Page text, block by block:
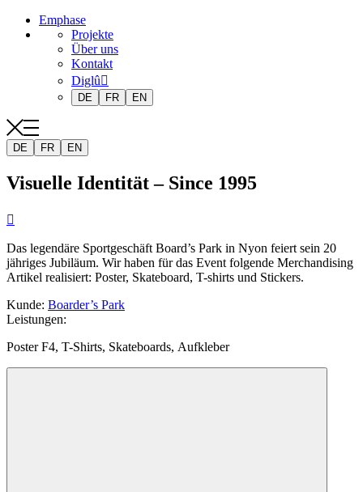
Emphase
Projekte
Über uns
Kontakt
Diglû
DE FR EN
DE FR EN
Visuelle Identität – Since 1995

Das legendäre Sportgeschäft Board’s Park in Nyon feiert sein 20
jähriges Jubiläum. Wir haben für das Event folgende Merchandising
Artikel realisiert: Poster, Skateboard, T-shirts und Stickers.
Kunde: Boarder’s Park
Leistungen:
Poster F4, T-Shirts, Skateboards, Aufkleber